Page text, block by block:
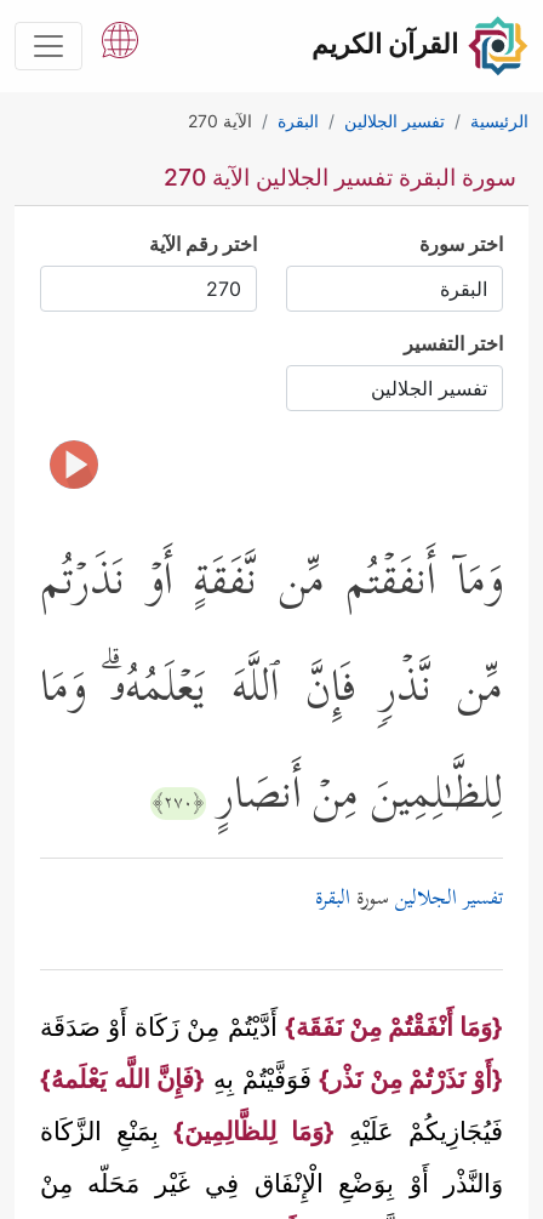
القرآن الكريم
الرئيسية تفسير الجلالين البقرة الآية 270
سورة البقرة تفسير الجلالين الآية 270
اختر سورة اختر رقم الآية
اختر التفسير
وَمَاۤ أَنفَقۡتُم مِّن نَّفَقَةٍ أَوۡ نَذَرۡتُم
مِّن نَّذۡرࣲ فَإِنَّ ٱللَّهَ یَعۡلَمُهُۥۗ وَمَا
لِلظَّـٰلِمِینَ مِنۡ أَنصَارٍ ﴿٢٧٠﴾
تفسير الجلالينسورة البقرة
{وَمَا أَنْفَقْتُمْ مِنْ نَفَقَة} أَدَّيْتُمْ مِنْ زَكَاة أَوْ صَدَقَة
{أَوْ نَذَرْتُمْ مِنْ نَذْر}فَوَفَّيْتُمْ بِهِ {فَإِنَّ اللَّه يَعْلَمهُ}
فَيُجَازِيكُمْ عَلَيْهِ {وَمَا لِلظَّالِمِينَ}بِمَنْعِ الزَّكَاة
وَالنَّذْر أَوْ بِوَضْعِ الْإِنْفَاق فِي غَيْر مَحَلّه مِنْ